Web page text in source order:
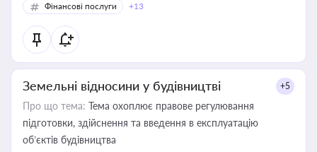
Фінансові послуги
+13
Земельні відносини у будівництві +5
Про що тема: Тема охоплює правове регулювання
підготовки, здійснення та введення в експлуатацію
об’єктів будівництва